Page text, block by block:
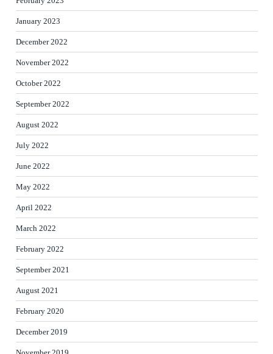
January 2023
December 2022
November 2022
October 2022
September 2022
August 2022
July 2022
June 2022
May 2022
April 2022
March 2022
February 2022
September 2021
August 2021
February 2020
December 2019